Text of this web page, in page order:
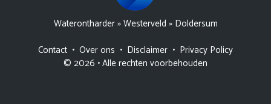
Waterontharder»Westerveld » Doldersum
Contact • Over ons • Disclaimer • Privacy Policy
© 2026 • Alle rechten voorbehouden